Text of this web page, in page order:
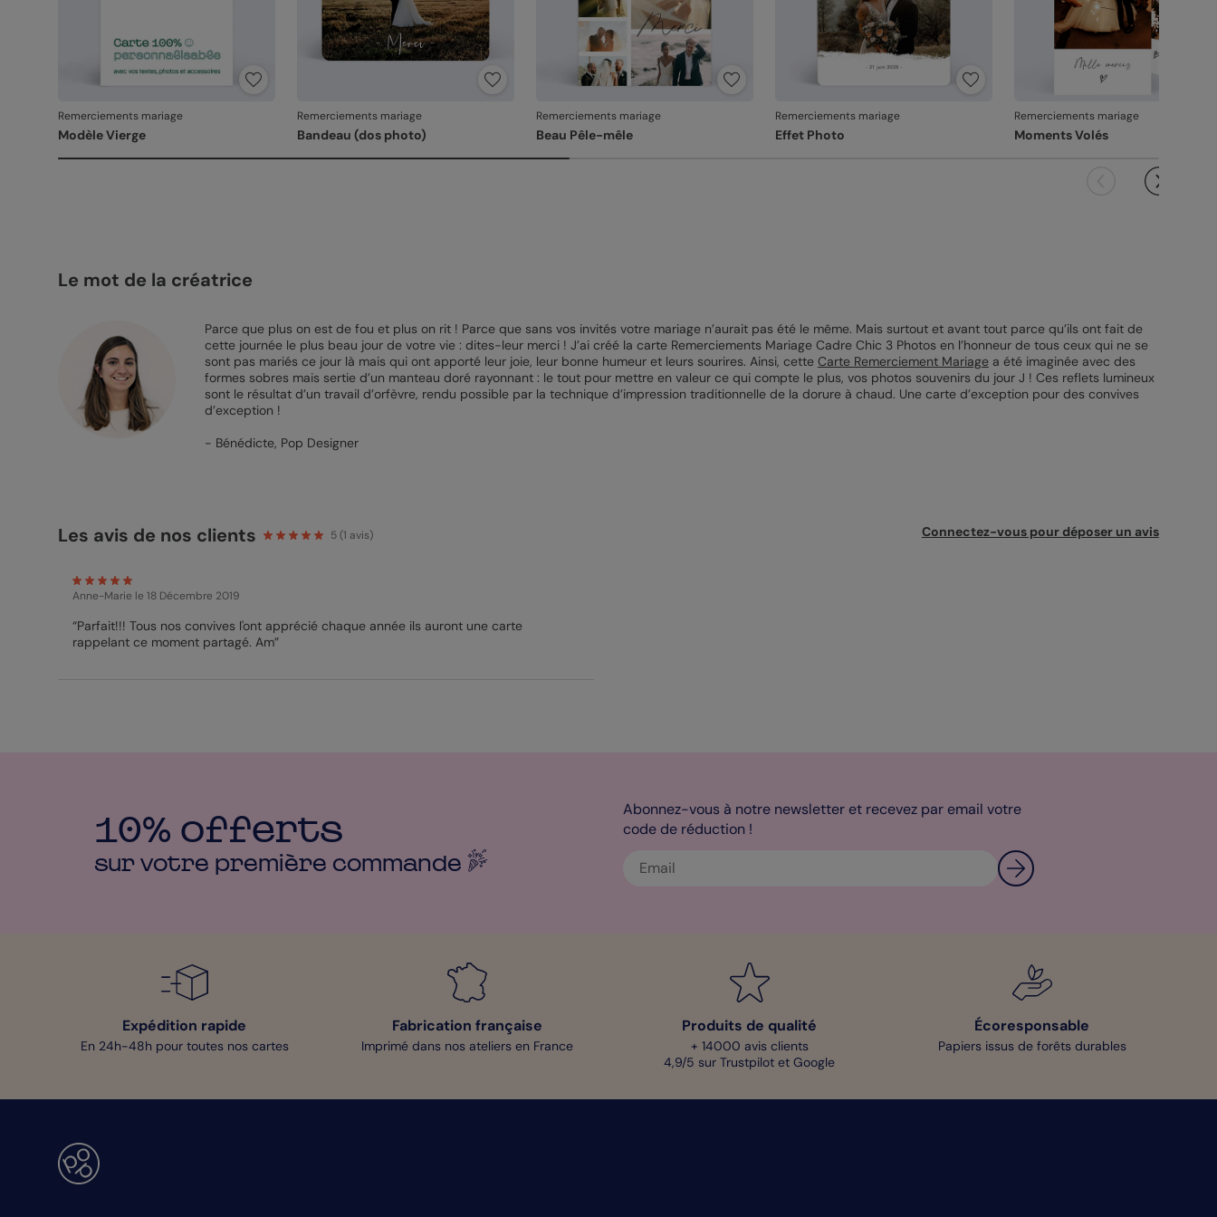
Remerciements mariage
Modèle Vierge
Remerciements mariage
Bandeau (dos photo)
Remerciements mariage
Beau Pêle-mêle
Remerciements mariage
Effet Photo
Remerciements mariage
Moments Volés
Le mot de la créatrice
Parce que plus on est de fou et plus on rit ! Parce que sans vos invités votre mariage n’aurait pas été le même. Mais surtout et avant tout parce qu’ils ont fait de
cette journée le plus beau jour de votre vie : dites-leur merci ! J’ai créé la carte Remerciements Mariage Cadre Chic 3 Photos en l’honneur de tous ceux qui ne se
sont pas mariés ce jour là mais qui ont apporté leur joie, leur bonne humeur et leurs sourires. Ainsi, cette Carte Remerciement Mariagea été imaginée avec des
formes sobres mais sertie d’un manteau doré rayonnant : le tout pour mettre en valeur ce qui compte le plus, vos photos souvenirs du jour J ! Ces reflets lumineux
sont le résultat d’un travail d’orfèvre, rendu possible par la technique d’impression traditionnelle de la dorure à chaud. Une carte d’exception pour des convives
d’exception !
- Bénédicte, Pop Designer
Les avis de nos clients 5(1 avis) Connectez-vous pour déposer un avis
Anne-Marie le 18 Décembre 2019
“Parfait!!! Tous nos convives l'ont apprécié chaque année ils auront une carte
rappelant ce moment partagé. Am”
10% offerts
sur votre première commande
Abonnez-vous à notre newsletter et recevez par email votre
code de réduction !
Expédition rapide
En 24h-48h pour toutes nos cartes
Fabrication française
Imprimé dans nos ateliers en France
Produits de qualité
+ 14000 avis clients
4,9/5 sur Trustpilot et Google
Écoresponsable
Papiers issus de forêts durables